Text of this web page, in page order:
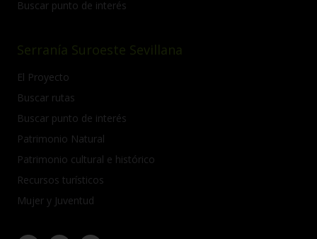
Buscar punto de interés
Serranía Suroeste Sevillana
El Proyecto
Buscar rutas
Buscar punto de interés
Patrimonio Natural
Patrimonio cultural e histórico
Recursos turísticos
Mujer y Juventud